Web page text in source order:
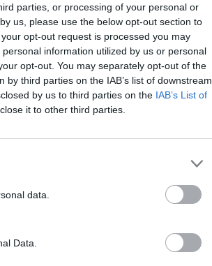
parties, or processing of your personal or
us, please use the below opt-out section to
opt-out request is processed you may
information utilized by us or personal
opt-out. You may separately opt-out of the
third parties on the IAB’s list of downstream
by us to third parties on the IAB’s List of
it to other third parties.
data.
Data.
και δεν
Στη συνέχεια, το
και τώρα πια
είναι συνώνυμη
δεν αρέσει
μοντέρνα
Blanche, Bal
τόσο για το